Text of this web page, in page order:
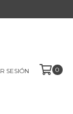
SESIÓN 0